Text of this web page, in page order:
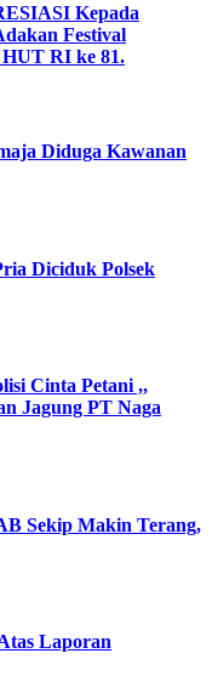
Kepada
Festival
HUT RI ke 81.
Diduga Kawanan
Diciduk Polsek
Cinta Petani ,,
Jagung PT Naga
Sekip Makin Terang,
Laporan